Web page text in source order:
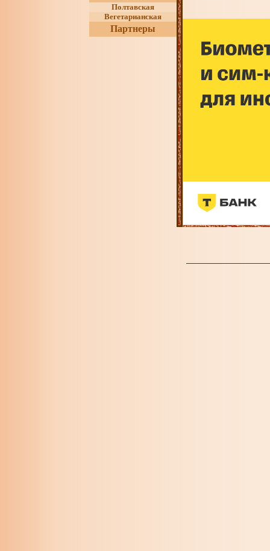
Полтавская
Вегетарианская
Партнеры